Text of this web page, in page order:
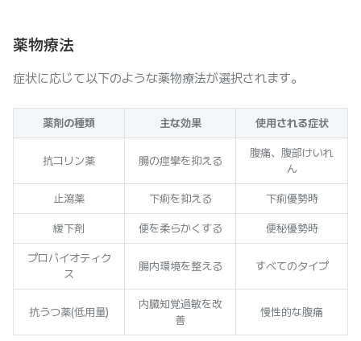
薬物療法
症状に応じて以下のような薬物療法が選択されます。
薬剤の種類 主な効果 使用される症状
抗コリン薬 腸の痙攣を抑える
腹痛、腹部けいれ
ん
止瀉薬 下痢を抑える 下痢優勢時
緩下剤 便を柔らかくする 便秘優勢時
プロバイオティク
ス
腸内環境を整える すべてのタイプ
抗うつ薬(低用量)
内臓知覚過敏を改
善
慢性的な腹痛